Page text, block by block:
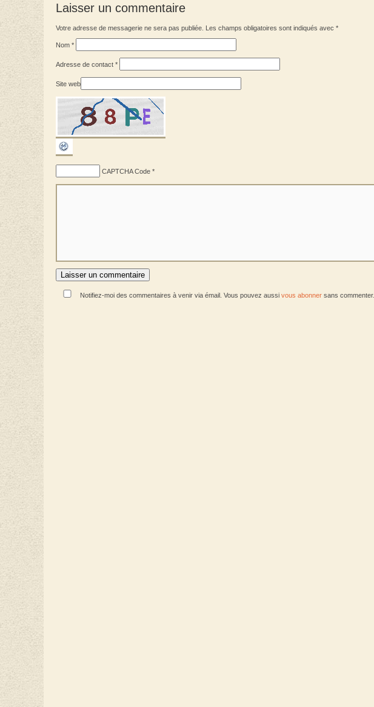
Laisser un commentaire
Votre adresse de messagerie ne sera pas publiée. Les champs obligatoires sont indiqués avec *
Nom *
Adresse de contact *
Site web
CAPTCHA Code *
Notifiez-moi des commentaires à venir via émail. Vous pouvez aussi vous abonner sans commenter.